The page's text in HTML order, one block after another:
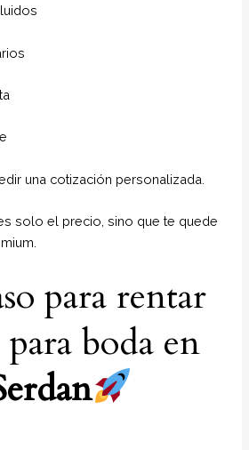
una cotización personalizada.
solo el precio, sino que te quede
para rentar
boda en